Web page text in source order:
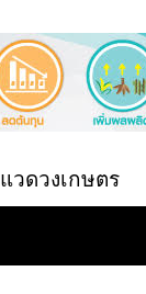
แวดวงเกษตร